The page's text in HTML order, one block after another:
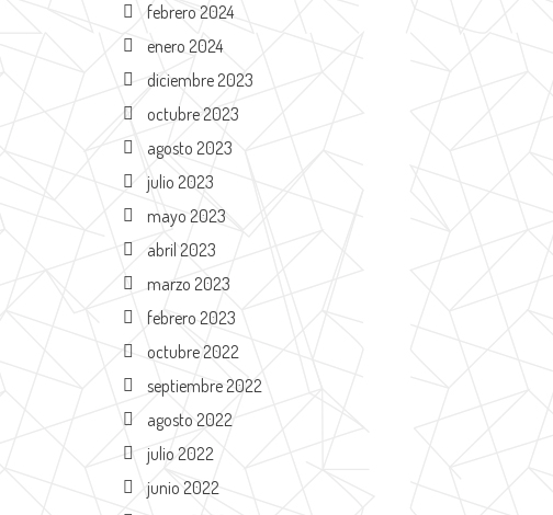
febrero 2024
enero 2024
diciembre 2023
octubre 2023
agosto 2023
julio 2023
mayo 2023
abril 2023
marzo 2023
febrero 2023
octubre 2022
septiembre 2022
agosto 2022
julio 2022
junio 2022